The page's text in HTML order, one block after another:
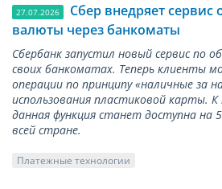
27.07.2026
Сбер внедряет
валюты через банкоматы
Сбербанк запустил новый сервис по
своих банкоматах. Теперь клиенты
операции по принципу «наличные за
использования пластиковой карты. К
данная функция станет доступна на
всей стране.
Платежные технологии